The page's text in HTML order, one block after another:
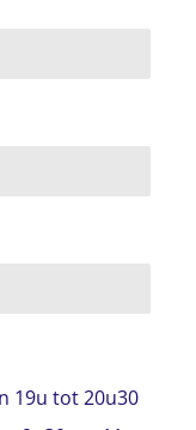
19u tot 20u30